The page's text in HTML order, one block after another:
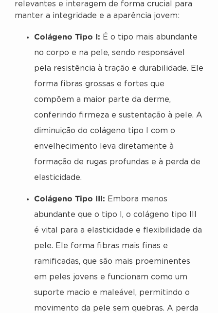
relevantes e interagem de forma crucial para
manter a integridade e a aparência jovem:
Colágeno Tipo I: É o tipo mais abundante
no corpo e na pele, sendo responsável
pela resistência à tração e durabilidade. Ele
forma fibras grossas e fortes que
compõem a maior parte da derme,
conferindo firmeza e sustentação à pele. A
diminuição do colágeno tipo I com o
envelhecimento leva diretamente à
formação de rugas profundas e à perda de
elasticidade.
Colágeno Tipo III: Embora menos
abundante que o tipo I, o colágeno tipo III
é vital para a elasticidade e flexibilidade da
pele. Ele forma fibras mais finas e
ramificadas, que são mais proeminentes
em peles jovens e funcionam como um
suporte macio e maleável, permitindo o
movimento da pele sem quebras. A perda